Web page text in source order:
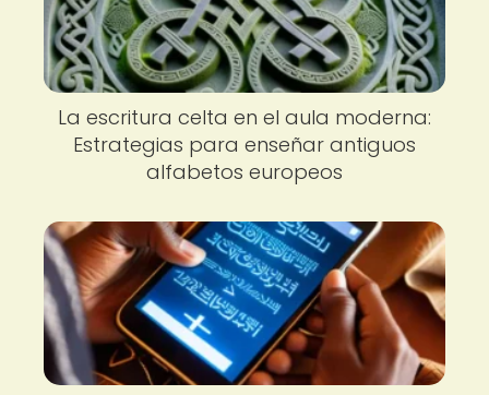
La escritura celta en el aula moderna:
Estrategias para enseñar antiguos
alfabetos europeos